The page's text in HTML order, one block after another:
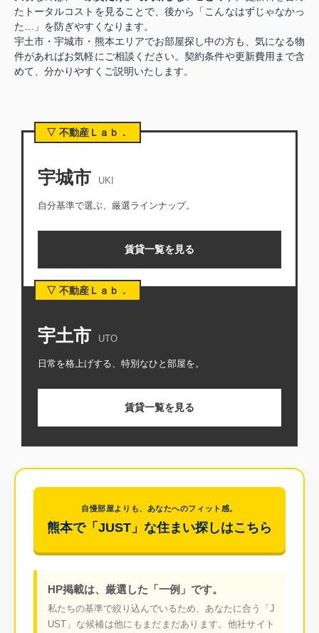
たトータルコストを見ることで、後から「こんなはずじゃなかっ
た…」を防ぎやすくなります。
宇土市・宇城市・熊本エリアでお部屋探し中の方も、気になる物
件があればお気軽にご相談ください。契約条件や更新費用まで含
めて、分かりやすくご説明いたします。
▽ 不動産Ｌａｂ．
宇城市 UKI
自分基準で選ぶ、厳選ラインナップ。
賃貸一覧を見る
▽ 不動産Ｌａｂ．
宇土市 UTO
日常を格上げする、特別なひと部屋を。
賃貸一覧を見る
自慢部屋よりも、あなたへのフィット感。
熊本で「JUST」な住まい探しはこちら
HP掲載は、厳選した「一例」です。
私たちの基準で絞り込んでいるため、あなたに合う「J
UST」な候補は他にもまだまだあります。 他社サイト